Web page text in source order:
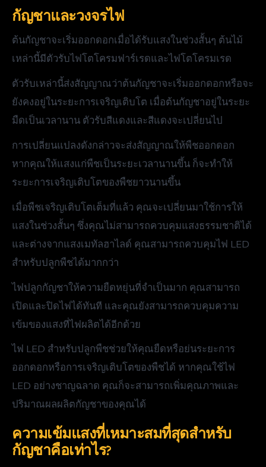
กัญชาและวงจรไฟ
ต้นกัญชาจะเริ่มออกดอกเมื่อได้รับแสงในช่วงสั้นๆ ต้นไม้
เหล่านี้มีตัวรับไฟโตโครมฟาร์เรดและไฟโตโครมเรด
ตัวรับเหล่านี้ส่งสัญญาณว่าต้นกัญชาจะเริ่มออกดอกหรือจะ
ยังคงอยู่ในระยะการเจริญเติบโต เมื่อต้นกัญชาอยู่ในระยะ
มืดเป็นเวลานาน ตัวรับสีแดงและสีแดงจะเปลี่ยนไป
การเปลี่ยนแปลงดังกล่าวจะส่งสัญญาณให้พืชออกดอก
หากคุณให้แสงแก่พืชเป็นระยะเวลานานขึ้น ก็จะทำให้
ระยะการเจริญเติบโตของพืชยาวนานขึ้น
เมื่อพืชเจริญเติบโตเต็มที่แล้ว คุณจะเปลี่ยนมาใช้การให้
แสงในช่วงสั้นๆ ซึ่งคุณไม่สามารถควบคุมแสงธรรมชาติได้
และต่างจากแสงเมทัลฮาไลด์ คุณสามารถควบคุมไฟ LED
สำหรับปลูกพืชได้มากกว่า
ไฟปลูกกัญชาให้ความยืดหยุ่นที่จำเป็นมาก คุณสามารถ
เปิดและปิดไฟได้ทันที และคุณยังสามารถควบคุมความ
เข้มของแสงที่ไฟผลิตได้อีกด้วย
ไฟ LED สำหรับปลูกพืชช่วยให้คุณยืดหรือย่นระยะการ
ออกดอกหรือการเจริญเติบโตของพืชได้ หากคุณใช้ไฟ
LED อย่างชาญฉลาด คุณก็จะสามารถเพิ่มคุณภาพและ
ปริมาณผลผลิตกัญชาของคุณได้
ความเข้มแสงที่เหมาะสมที่สุดสำหรับ
กัญชาคือเท่าไร?